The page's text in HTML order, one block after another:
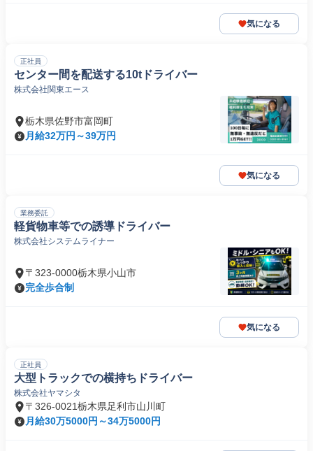
気になる
正社員
センター間を配送する10tドライバー
株式会社関東エース
栃木県佐野市富岡町
月給32万円～39万円
気になる
業務委託
軽貨物車等での誘導ドライバー
株式会社システムライナー
〒323-0000栃木県小山市
完全歩合制
気になる
正社員
大型トラックでの横持ちドライバー
株式会社ヤマシタ
〒326-0021栃木県足利市山川町
月給30万5000円～34万5000円